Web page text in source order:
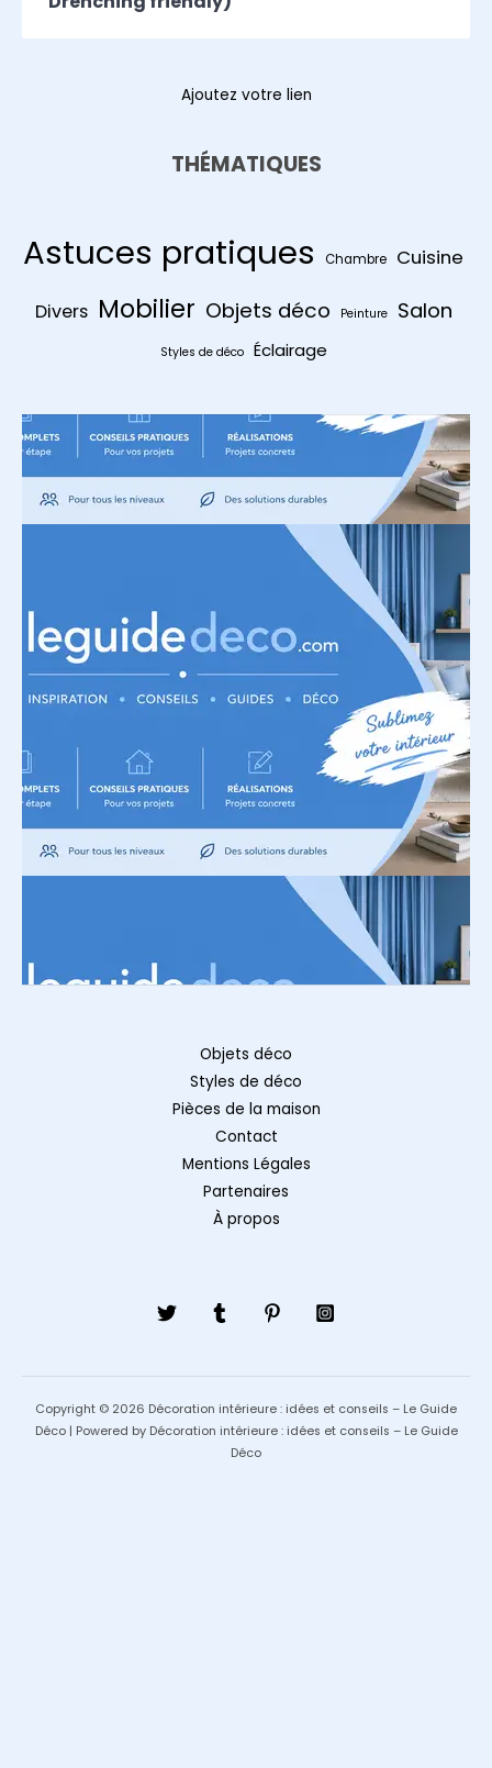
Ajoutez votre lien
THÉMATIQUES
Astuces pratiques Chambre Cuisine
Divers Mobilier Objets déco Peinture Salon
Styles de déco Éclairage
Objets déco
Styles de déco
Pièces de la maison
Contact
Mentions Légales
Partenaires
À propos
Copyright © 2026 Décoration intérieure : idées et conseils – Le Guide
Déco | Powered by Décoration intérieure : idées et conseils – Le Guide
Déco